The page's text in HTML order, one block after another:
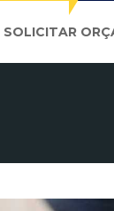
SOLICITAR